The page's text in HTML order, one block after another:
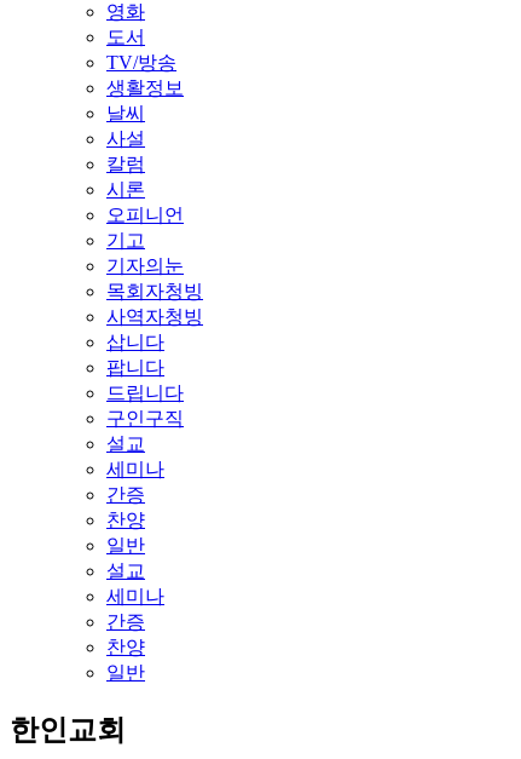
영화
도서
TV/방송
생활정보
날씨
사설
칼럼
시론
오피니언
기고
기자의눈
목회자청빙
사역자청빙
삽니다
팝니다
드립니다
구인구직
설교
세미나
간증
찬양
일반
설교
세미나
간증
찬양
일반
한인교회